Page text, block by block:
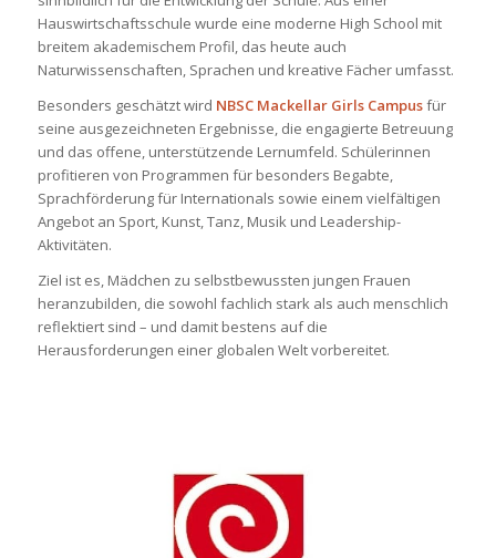
Hauswirtschaftsschule wurde eine moderne High School mit
breitem akademischem Profil, das heute auch
Naturwissenschaften, Sprachen und kreative Fächer umfasst.
Besonders geschätzt wird NBSC Mackellar Girls Campusfür
seine ausgezeichneten Ergebnisse, die engagierte Betreuung
und das offene, unterstützende Lernumfeld. Schülerinnen
profitieren von Programmen für besonders Begabte,
Sprachförderung für Internationals sowie einem vielfältigen
Angebot an Sport, Kunst, Tanz, Musik und Leadership-
Aktivitäten.
Ziel ist es, Mädchen zu selbstbewussten jungen Frauen
heranzubilden, die sowohl fachlich stark als auch menschlich
reflektiert sind – und damit bestens auf die
Herausforderungen einer globalen Welt vorbereitet.